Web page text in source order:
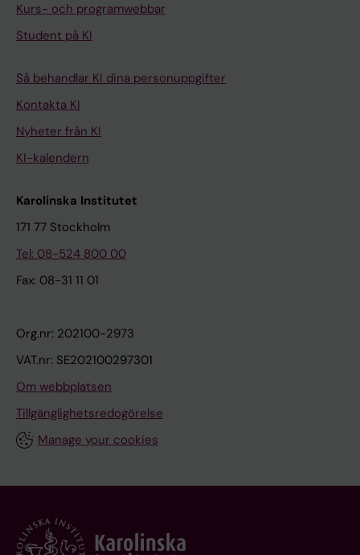
Kurs- och programwebbar
Student på KI
Så behandlar KI dina personuppgifter
Kontakta KI
Nyheter från KI
KI-kalendern
Karolinska Institutet
171 77 Stockholm
Tel: 08-524 800 00
Fax: 08-31 11 01
Org.nr: 202100-2973
VAT.nr: SE202100297301
Om webbplatsen
Tillgänglighetsredogörelse
Manage your cookies